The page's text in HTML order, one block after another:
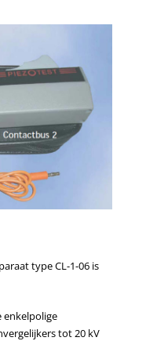
type CL-1-06 is
enkelpolige
tot 20 kV